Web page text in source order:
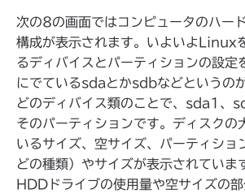
次の8の画面ではコンピュータのハー
構成が表示されます。いよいよLinux
るディバイスとパーティションの設定
にでているsdaとかsdbなどというの
どのディバイス類のことで、sda1、
そのパーティションです。ディスクの
いるサイズ、空サイズ、パーティシ
どの種類）やサイズが表示されていま
HDDドライブの使用量や空サイズの